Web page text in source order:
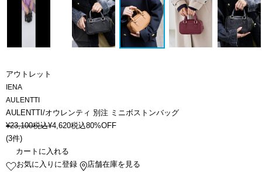
アウトレット
IENA
AULENTTI
AULENTTI/オウレンティ 別注 ミニボストンバッグ
¥23,100税込¥4,620税込80%OFF
(3件)
カートに入れる
お気に入りに登録
店舗在庫を見る